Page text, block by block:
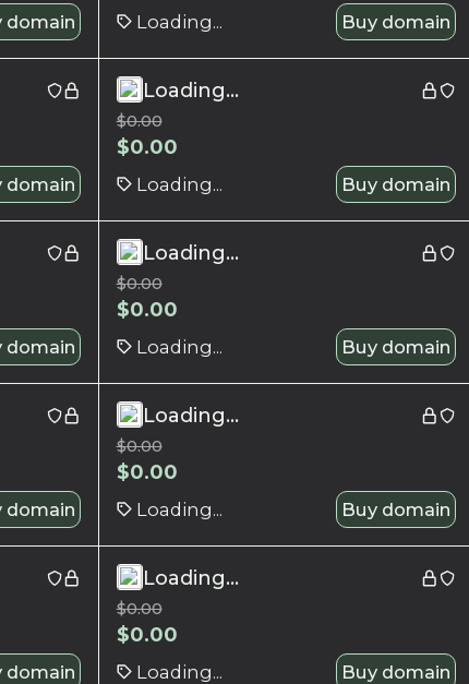
domain Loading... Buy domain
domain
Loading...
$0.00
$0.00
Loading... Buy domain
domain
Loading...
$0.00
$0.00
Loading... Buy domain
domain
Loading...
$0.00
$0.00
Loading... Buy domain
domain
Loading...
$0.00
$0.00
Loading... Buy domain